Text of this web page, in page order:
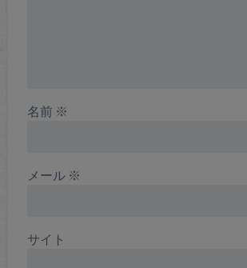
名前 ※
メール ※
サイト